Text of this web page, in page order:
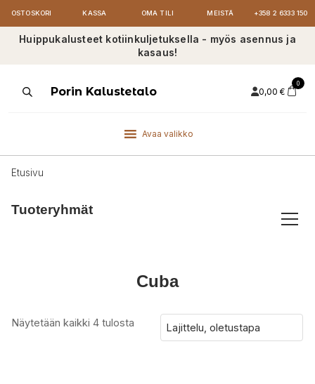
OSTOSKORI KASSA OMA TILI MEISTÄ +358 2 6333 150
Huippukalusteet kotiinkuljetuksella - myös asennus ja
kasaus!
ProductsPorin Kalustetalo 0,00 €
0
Avaa valikko
Etusivu
Tuoteryhmät
Cuba
Näytetään kaikki 4 tulosta